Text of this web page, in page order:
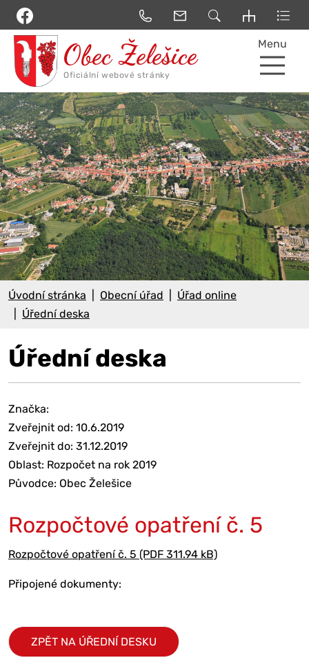
Menu
Úvodní stránka Obecní úřad
Úřad online
Úřední deska
Úřední deska
Značka:
Zveřejnit od: 10.6.2019
Zveřejnit do: 31.12.2019
Oblast: Rozpočet na rok 2019
Původce: Obec Želešice
Rozpočtové opatření č. 5
Rozpočtové opatření č. 5 (PDF 311.94 kB)
Připojené dokumenty:
ZPĚT NA ÚŘEDNÍ DESKU